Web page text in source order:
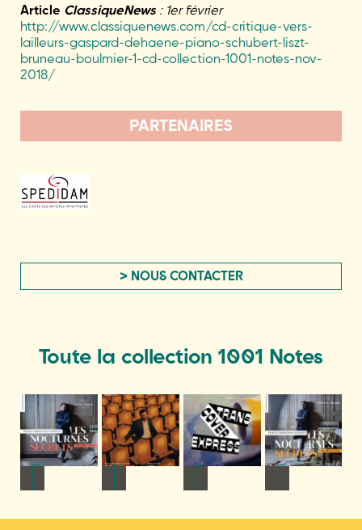
Article ClassiqueNews : 1er février
http://www.classiquenews.com/cd-critique-vers-
lailleurs-gaspard-dehaene-piano-schubert-liszt-
bruneau-boulmier-1-cd-collection-1001-notes-nov-
2018/
PARTENAIRES
> NOUS CONTACTER
Toute la collection 1001 Notes